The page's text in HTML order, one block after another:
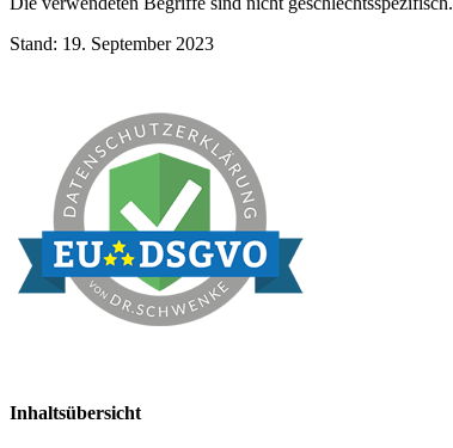
Stand: 19. September 2023
Inhaltsübersicht